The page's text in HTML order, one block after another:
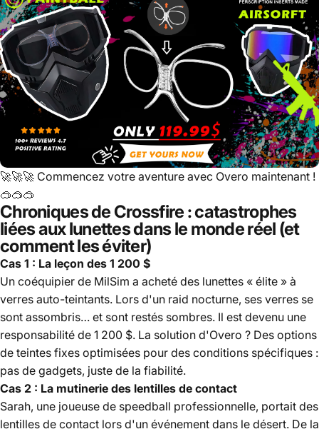
🚀🚀🚀 Commencez votre aventure avec Overo maintenant !
🥽🥽🥽
Chroniques de Crossfire : catastrophes
liées aux lunettes dans le monde réel (et
comment les éviter)
Cas 1 : La leçon des 1 200 $
Un coéquipier de MilSim a acheté des lunettes « élite » à
verres auto-teintants. Lors d'un raid nocturne, ses verres se
sont assombris… et sont restés sombres. Il est devenu une
responsabilité de 1 200 $. La solution d'Overo ? Des options
de teintes fixes optimisées pour des conditions spécifiques :
pas de gadgets, juste de la fiabilité.
Cas 2 : La mutinerie des lentilles de contact
Sarah, une joueuse de speedball professionnelle, portait des
lentilles de contact lors d'un événement dans le désert. De la